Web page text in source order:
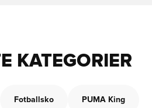
KATEGORIER
Fotballsko PUMA King